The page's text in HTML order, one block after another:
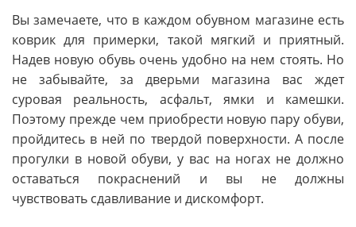
Вы замечаете, что в каждом обувном магазине есть
коврик для примерки, такой мягкий и приятный.
Надев новую обувь очень удобно на нем стоять. Но
не забывайте, за дверьми магазина вас ждет
суровая реальность, асфальт, ямки и камешки.
Поэтому прежде чем приобрести новую пару обуви,
пройдитесь в ней по твердой поверхности. А после
прогулки в новой обуви, у вас на ногах не должно
оставаться покраснений и вы не должны
чувствовать сдавливание и дискомфорт.